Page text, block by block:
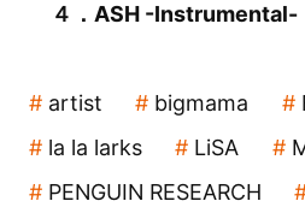
４．ASH -Instrumental-
artist bigmama
la la larks
LiSA
PENGUIN RESEARCH